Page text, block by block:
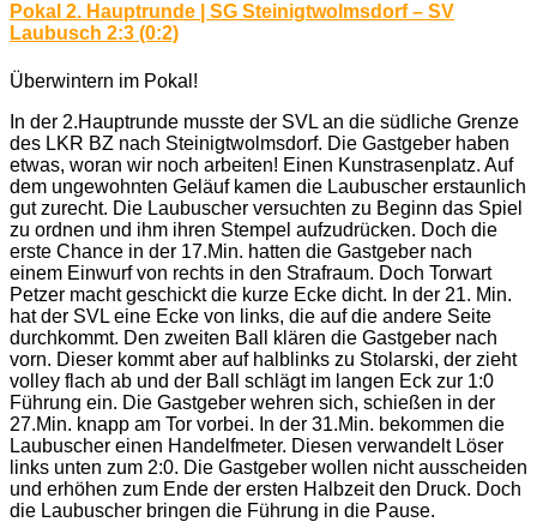
Pokal 2. Hauptrunde | SG Steinigtwolmsdorf – SV
Laubusch 2:3 (0:2)
Überwintern im Pokal!
In der 2.Hauptrunde musste der SVL an die südliche Grenze
des LKR BZ nach Steinigtwolmsdorf. Die Gastgeber haben
etwas, woran wir noch arbeiten! Einen Kunstrasenplatz. Auf
dem ungewohnten Geläuf kamen die Laubuscher erstaunlich
gut zurecht. Die Laubuscher versuchten zu Beginn das Spiel
zu ordnen und ihm ihren Stempel aufzudrücken. Doch die
erste Chance in der 17.Min. hatten die Gastgeber nach
einem Einwurf von rechts in den Strafraum. Doch Torwart
Petzer macht geschickt die kurze Ecke dicht. In der 21. Min.
hat der SVL eine Ecke von links, die auf die andere Seite
durchkommt. Den zweiten Ball klären die Gastgeber nach
vorn. Dieser kommt aber auf halblinks zu Stolarski, der zieht
volley flach ab und der Ball schlägt im langen Eck zur 1:0
Führung ein. Die Gastgeber wehren sich, schießen in der
27.Min. knapp am Tor vorbei. In der 31.Min. bekommen die
Laubuscher einen Handelfmeter. Diesen verwandelt Löser
links unten zum 2:0. Die Gastgeber wollen nicht ausscheiden
und erhöhen zum Ende der ersten Halbzeit den Druck. Doch
die Laubuscher bringen die Führung in die Pause.